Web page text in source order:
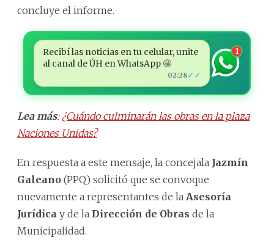
concluye el informe.
Recibí las noticias en tu celular, unite
al canal de ÚH en WhatsApp 🤩
02:28✓✓
1
Lea más: ¿Cuándo culminarán las obras en la plaza
Naciones Unidas?
En respuesta a este mensaje, la concejala Jazmín
Galeano (PPQ) solicitó que se convoque
nuevamente a representantes de la Asesoría
Jurídica y de la Dirección de Obras de la
Municipalidad.